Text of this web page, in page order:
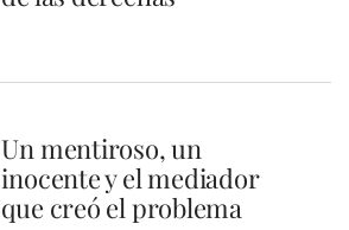
Un mentiroso, un
inocente y el mediador
que creó el problema